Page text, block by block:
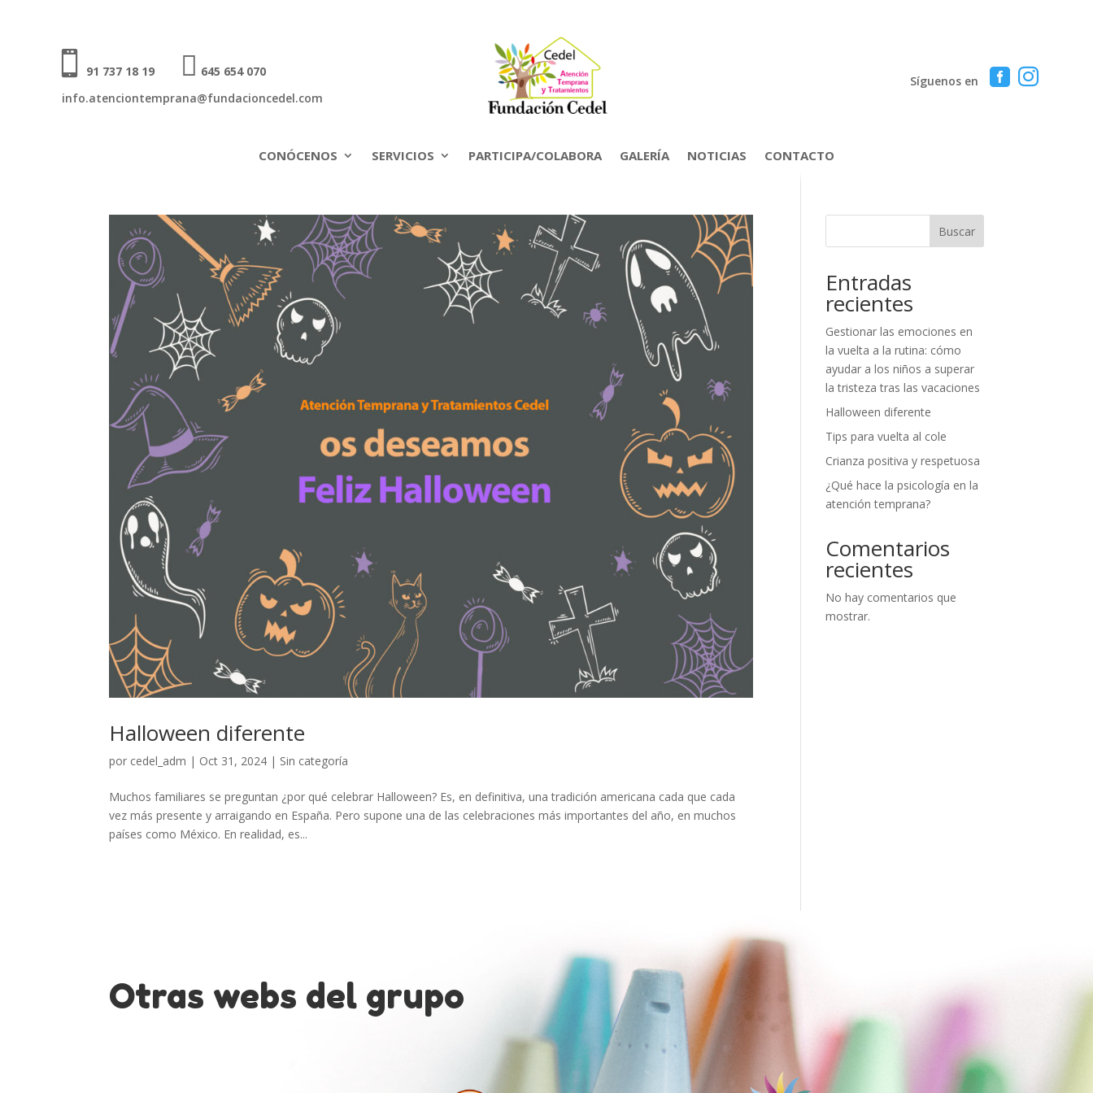
 91 737 18 19  645 654 070
info.atenciontemprana@fundacioncedel.com
Síguenos en  
CONÓCENOS SERVICIOS PARTICIPA/COLABORA GALERÍA NOTICIAS CONTACTO
Halloween diferente
por cedel_adm | Oct 31, 2024 | Sin categoría
Muchos familiares se preguntan ¿por qué celebrar Halloween? Es, en definitiva, una tradición americana cada que cada
vez más presente y arraigando en España. Pero supone una de las celebraciones más importantes del año, en muchos
países como México. En realidad, es...
Buscar
Entradas
recientes
Gestionar las emociones en
la vuelta a la rutina: cómo
ayudar a los niños a superar
la tristeza tras las vacaciones
Halloween diferente
Tips para vuelta al cole
Crianza positiva y respetuosa
¿Qué hace la psicología en la
atención temprana?
Comentarios
recientes
No hay comentarios que
mostrar.
Otras webs del grupo